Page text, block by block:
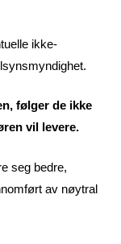
ikke-
følger de ikke
vil levere.
seg bedre,
av nøytral